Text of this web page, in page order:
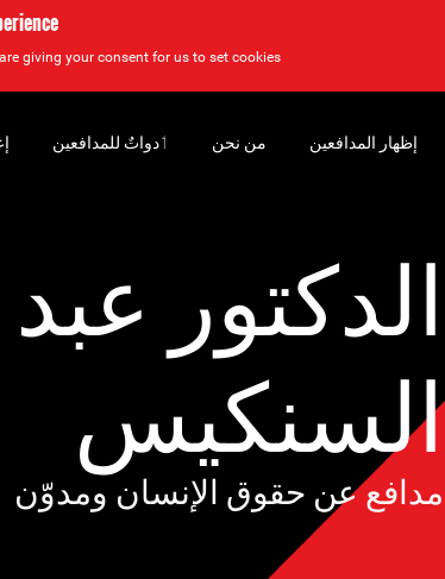
giving your consent for us to set cookies.
الدكتور
السنكيس
مدافع عن حقوق الإنسان ومدوّن
‏ٲدواتٌ للمدافعين من نحن إظهار المدافعين